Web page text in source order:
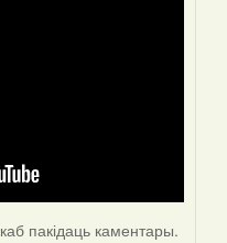
каб пакідаць каментары.